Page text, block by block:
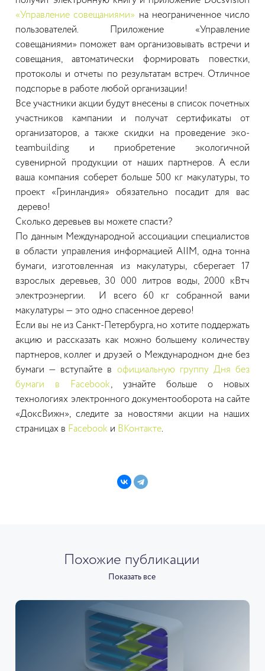
«Управление совещаниями» на неограниченное число
пользователей. Приложение «Управление
совещаниями» поможет вам организовывать встречи и
совещания, автоматически формировать повестки,
протоколы и отчеты по результатам встреч. Отличное
подспорье в работе любой организации!
Все участники акции будут внесены в список почетных
участников кампании и получат сертификаты от
организаторов, а также скидки на проведение эко-
teambuilding и приобретение экологичной
сувенирной продукции от наших партнеров. А если
ваша компания соберет больше 500 кг макулатуры, то
проект «Гринландия» обязательно посадит для вас
дерево!
Сколько деревьев вы можете спасти?
По данным Международной ассоциации специалистов
в области управления информацией AIIM, одна тонна
бумаги, изготовленная из макулатуры, сберегает 17
взрослых деревьев, 30 000 литров воды, 2000 кВтч
электроэнергии. И всего 60 кг собранной вами
макулатуры — это одно спасенное дерево!
Если вы не из Санкт-Петербурга, но хотите поддержать
акцию и рассказать как можно большему количеству
партнеров, коллег и друзей о Международном дне без
бумаги — вступайте в официальную группу Дня без
бумаги в Facebook, узнайте больше о новых
технологиях электронного документооборота на сайте
«ДоксВижн», следите за новостями акции на наших
страницах в Facebook и ВКонтакте.
Похожие публикации
Показать все